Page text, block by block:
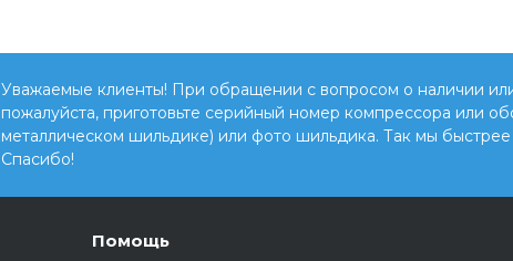
Уважаемые клиенты! При обращении с вопросом о наличии
пожалуйста, приготовьте серийный номер компрессора или
металлическом шильдике) или фото шильдика. Так мы
Спасибо!
Помощь